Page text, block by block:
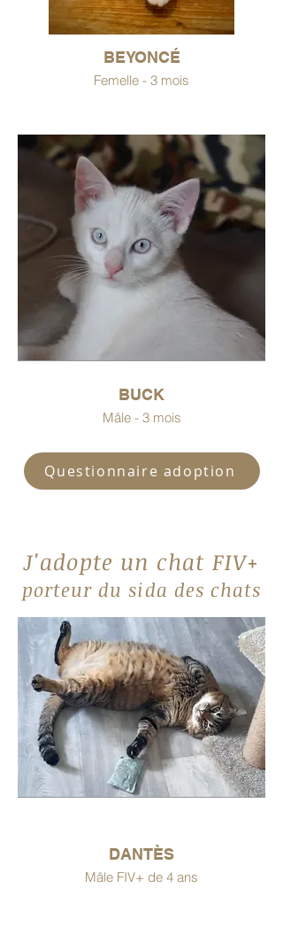
BEYONCÉ
Femelle - 3 mois
BUCK
Mâle - 3 mois
Questionnaire adoption
DANTÈS
Mâle FIV+ de 4 ans
J'adopte un chat FIV+
porteur du sida des chats